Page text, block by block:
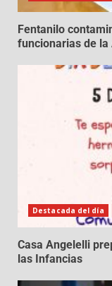
Fentanilo
funcionarias de la
Destacada del día
Casa Angelelli
las Infancias